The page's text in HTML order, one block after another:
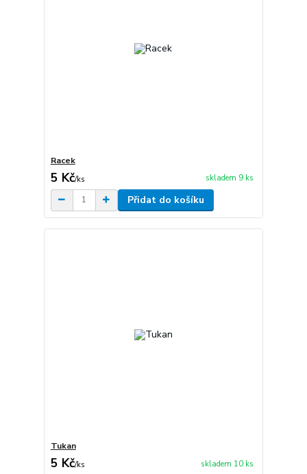
Racek
5 Kč/ks skladem 9 ks
Přidat do košíku
Tukan
5 Kč/ks skladem 10 ks